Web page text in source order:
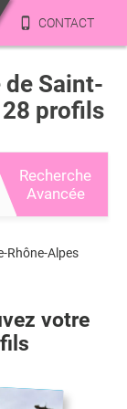
CONTACT
Saint-
profils
Recherche
Avancée
Rhône-Alpes
votre